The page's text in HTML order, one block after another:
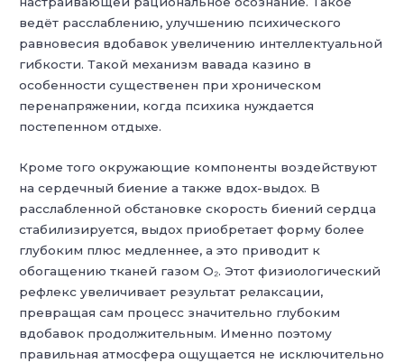
ведёт расслаблению, улучшению психического
равновесия вдобавок увеличению интеллектуальной
гибкости. Такой механизм вавада казино в
особенности существенен при хроническом
перенапряжении, когда психика нуждается
постепенном отдыхе.
Кроме того окружающие компоненты воздействуют
на сердечный биение а также вдох-выдох. В
расслабленной обстановке скорость биений сердца
стабилизируется, выдох приобретает форму более
глубоким плюс медленнее, а это приводит к
обогащению тканей газом O₂. Этот физиологический
рефлекс увеличивает результат релаксации,
превращая сам процесс значительно глубоким
вдобавок продолжительным. Именно поэтому
правильная атмосфера ощущается не исключительно